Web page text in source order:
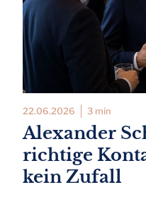
22.06.2026 3 min
Alexander
richtige
kein Zufall